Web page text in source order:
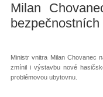
Milan
bezpečnostních
Ministr vnitra Milan Chovanec
zmínil i výstavbu nové
problémovou ubytovnu.